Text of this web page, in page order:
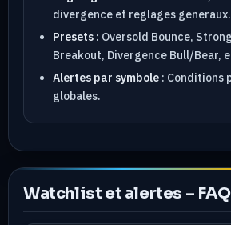
divergence et reglages generaux.
Presets : Oversold Bounce,
Breakout, Divergence Bull/Bear,
Alertes par symbole : Conditions
globales.
Watchlist et alertes – FAQ